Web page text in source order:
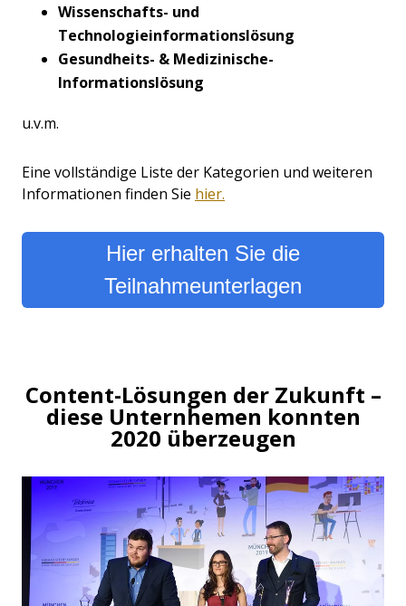
Wissenschafts- und
Technologieinformationslösung
Gesundheits- & Medizinische-
Informationslösung
u.v.m.
Eine vollständige Liste der Kategorien und weiteren
Informationen finden Sie hier.
Hier erhalten Sie die
Teilnahmeunterlagen
Content-Lösungen der Zukunft –
diese Unternhemen konnten
2020 überzeugen